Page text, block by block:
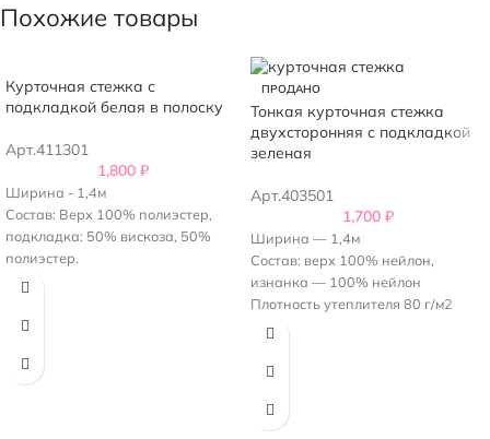
Похожие товары
Курточная стежка с
подкладкой белая в полоску
Арт.411301
1,800 ₽
Ширина - 1,4м
Состав: Верх 100% полиэстер,
подкладка: 50% вискоза, 50%
полиэстер.
Плотность стежки - 400 г/м2,
Толщина утеплителя примерно 2-
Полоса шириной 15 см, идет
ПРОДАНО
Тонкая курточная стежка
двухсторонняя с подкладкой
зеленая
Арт.403501
1,700 ₽
Ширина — 1,4м
Состав: верх 100% нейлон,
изнанка — 100% нейлон
Плотность утеплителя 80 г/м2
Рисунок — квадрат 5х5 см
зеленый.
глянцевая